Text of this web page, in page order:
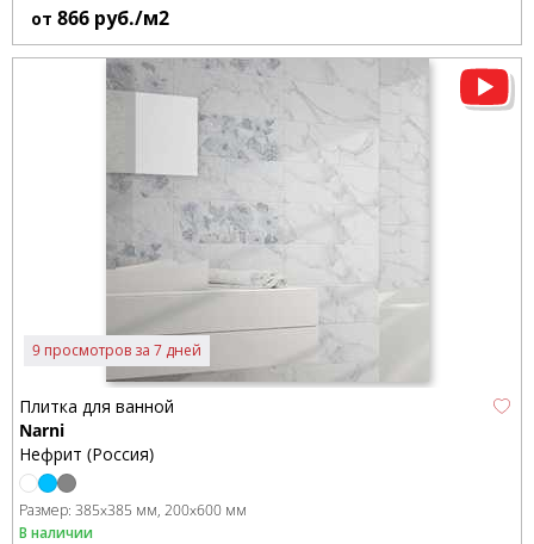
от 866 руб./м2
9 просмотров за 7 дней
Плитка для ванной
Narni
Нефрит (Россия)
Размер: 385x385 мм 200x600 мм
В наличии